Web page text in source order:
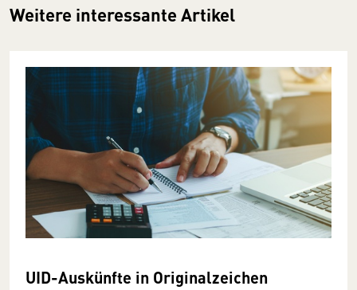
Weitere interessante Artikel
UID-Auskünfte in Originalzeichen